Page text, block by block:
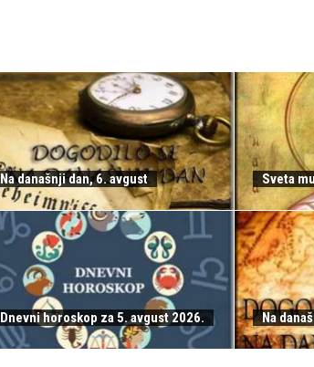
Na današnji dan, 6. avgust Sveta
Dnevni horoskop za 5. avgust 2026. Na